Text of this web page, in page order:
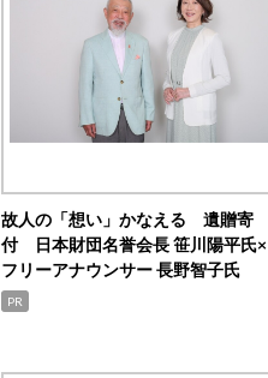
故人の「想い」かなえる 遺贈寄
付 日本財団名誉会長 笹川陽平氏×
フリーアナウンサー 長野智子氏
PR